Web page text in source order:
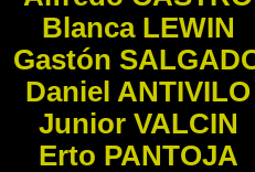
Blanca LEWIN
Gastón
Daniel ANTIVILO
Junior VALCIN
Erto PANTOJA